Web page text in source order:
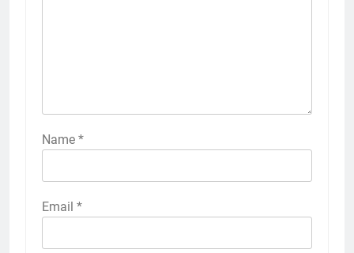
Name *
Email *